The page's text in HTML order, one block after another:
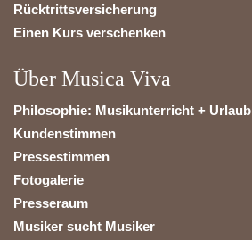
Rücktrittsversicherung
Einen Kurs verschenken
Über Musica Viva
Philosophie: Musikunterricht + Urlaub
Kundenstimmen
Pressestimmen
Fotogalerie
Presseraum
Musiker sucht Musiker